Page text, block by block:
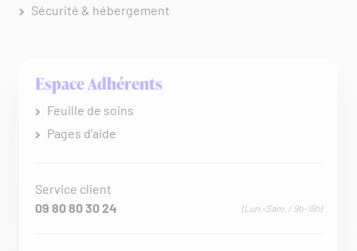
Sécurité & hébergement
Espace Adhérents
Feuille de soins
Pages d’aide
Service client
09 80 80 30 24
(Lun.-Sam. / 9h-19h)